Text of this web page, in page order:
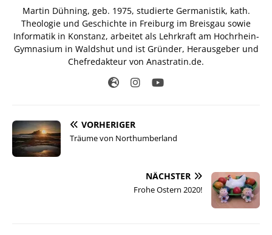
Martin Dühning, geb. 1975, studierte Germanistik, kath.
Theologie und Geschichte in Freiburg im Breisgau sowie
Informatik in Konstanz, arbeitet als Lehrkraft am Hochrhein-
Gymnasium in Waldshut und ist Gründer, Herausgeber und
Chefredakteur von Anastratin.de.
VORHERIGER
Träume von Northumberland
NÄCHSTER
Frohe Ostern 2020!